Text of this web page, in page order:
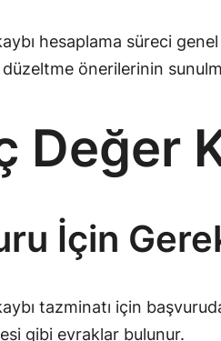
hesaplama süreci
önerilerinin
Değer
İçin
tazminatı için
gibi evraklar bulunur.